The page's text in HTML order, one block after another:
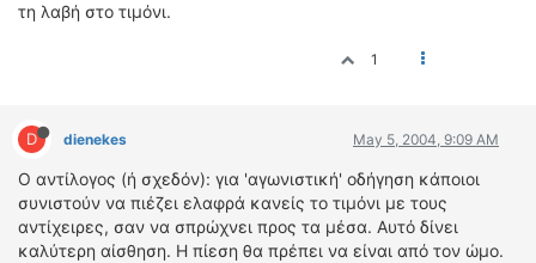
τη λαβή στο τιμόνι.
1
D dienekes May 5, 2004, 9:09 AM
Ο αντίλογος (ή σχεδόν): για 'αγωνιστική' οδήγηση κάποιοι
συνιστούν να πιέζει ελαφρά κανείς το τιμόνι με τους
αντίχειρες, σαν να σπρώχνει προς τα μέσα. Αυτό δίνει
καλύτερη αίσθηση. Η πίεση θα πρέπει να είναι από τον ώμο.